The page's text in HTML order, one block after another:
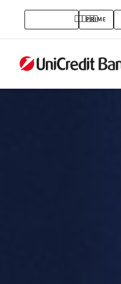
nama
PRIME